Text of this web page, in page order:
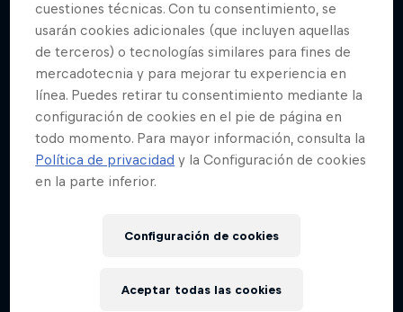
Más contenidos similares
cuestiones técnicas. Con tu consentimiento, se
usarán cookies adicionales (que incluyen aquellas
de terceros) o tecnologías similares para fines de
mercadotecnia y para mejorar tu experiencia en
línea. Puedes retirar tu consentimiento mediante la
configuración de cookies en el pie de página en
todo momento. Para mayor información, consulta la
Política de privacidad y la Configuración de cookies
en la parte inferior.
Configuración de cookies
Aceptar todas las cookies